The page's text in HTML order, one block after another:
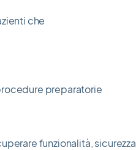
che
preparatorie
funzionalità, sicurezza